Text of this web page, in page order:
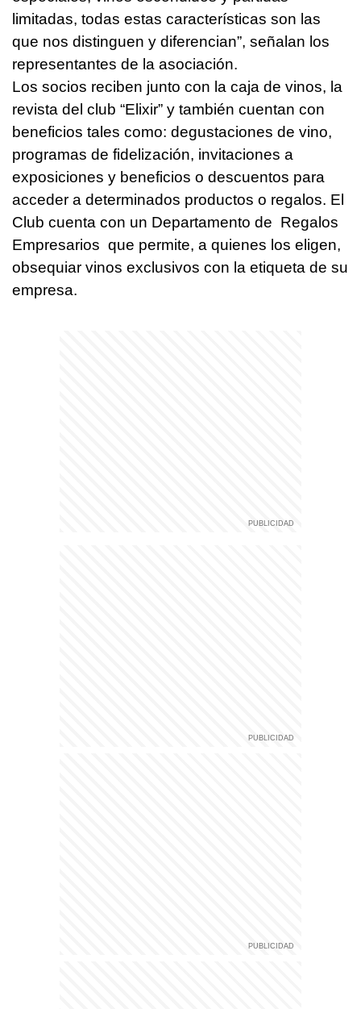
limitadas, todas estas características son las
que nos distinguen y diferencian”, señalan los
representantes de la asociación.
Los socios reciben junto con la caja de vinos, la
revista del club “Elixir” y también cuentan con
beneficios tales como: degustaciones de vino,
programas de fidelización, invitaciones a
exposiciones y beneficios o descuentos para
acceder a determinados productos o regalos. El
Club cuenta con un Departamento de Regalos
Empresarios que permite, a quienes los eligen,
obsequiar vinos exclusivos con la etiqueta de su
empresa.